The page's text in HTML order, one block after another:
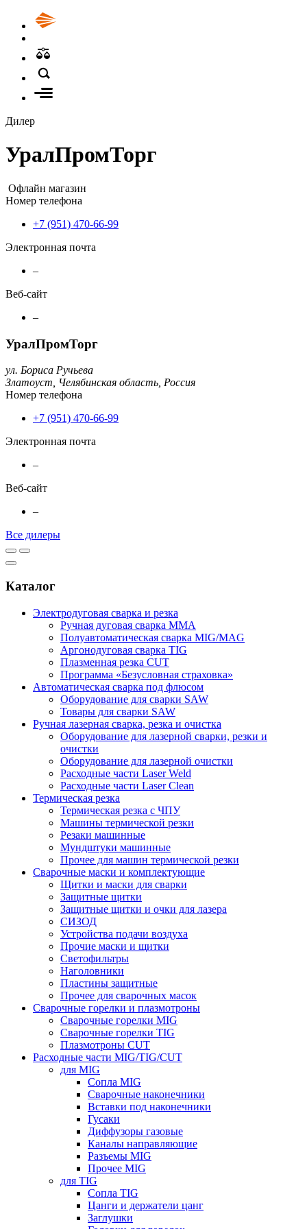
Дилер
УралПромТорг
Офлайн магазин
Номер телефона
+7 (951) 470-66-99
Электронная почта
–
Веб-сайт
–
УралПромТорг
ул. Бориса Ручьева
Златоуст, Челябинская область, Россия
Номер телефона
+7 (951) 470-66-99
Электронная почта
–
Веб-сайт
–
Все дилеры
Каталог
Электродуговая сварка и резка
Ручная дуговая сварка MMA
Полуавтоматическая сварка MIG/MAG
Аргонодуговая сварка TIG
Плазменная резка CUT
Программа «Безусловная страховка»
Автоматическая сварка под флюсом
Оборудование для сварки SAW
Товары для сварки SAW
Ручная лазерная сварка, резка и очистка
Оборудование для лазерной сварки, резки и
очистки
Оборудование для лазерной очистки
Расходные части Laser Weld
Расходные части Laser Clean
Термическая резка
Термическая резка с ЧПУ
Машины термической резки
Резаки машинные
Мундштуки машинные
Прочее для машин термической резки
Сварочные маски и комплектующие
Щитки и маски для сварки
Защитные щитки
Защитные щитки и очки для лазера
СИЗОД
Устройства подачи воздуха
Прочие маски и щитки
Светофильтры
Наголовники
Пластины защитные
Прочее для сварочных масок
Сварочные горелки и плазмотроны
Сварочные горелки MIG
Сварочные горелки TIG
Плазмотроны CUT
Расходные части MIG/TIG/CUT
для MIG
Сопла MIG
Сварочные наконечники
Вставки под наконечники
Гусаки
Диффузоры газовые
Каналы направляющие
Разъемы MIG
Прочее MIG
для TIG
Сопла TIG
Цанги и держатели цанг
Заглушки